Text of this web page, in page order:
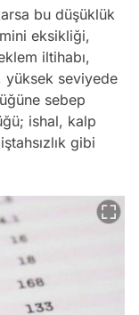
bu düşüklük
eksikliği,
iltihabı,
yüksek seviyede
sebep
ishal, kalp
gibi